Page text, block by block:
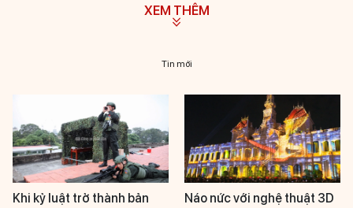
XEM THÊM
Tin mới
Khi kỷ luật trở thành bản
Náo nức với nghệ thuật 3D